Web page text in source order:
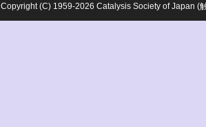
Copyright (C) 1959-2026 Catalysis Society of Japan (